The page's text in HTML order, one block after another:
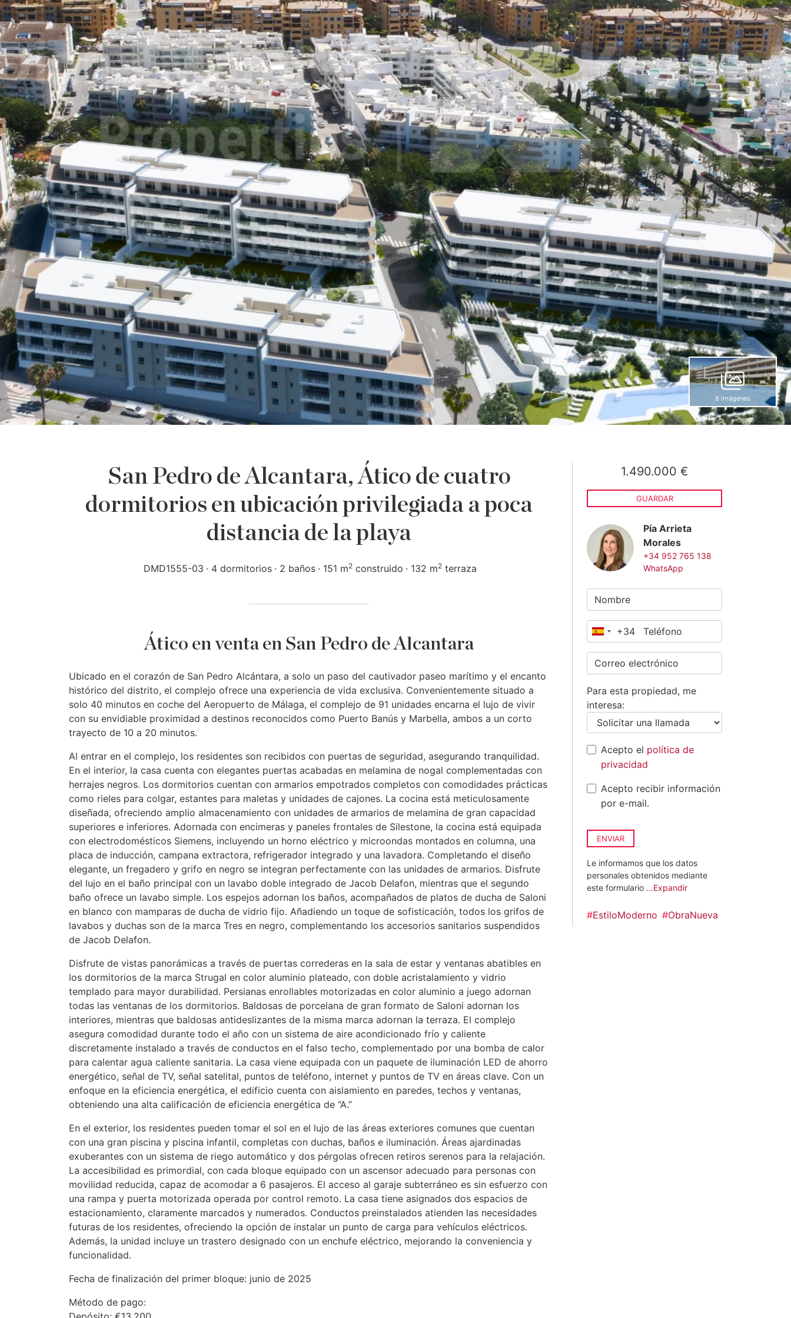
8 imágenes
San Pedro de Alcantara, Ático de cuatro
dormitorios en ubicación privilegiada a poca
distancia de la playa
DMD1555-03 4 dormitorios 2 baños 151 m2 construido 132 m2 terraza
Ático en venta en San Pedro de Alcantara
Ubicado en el corazón de San Pedro Alcántara, a solo un paso del cautivador paseo marítimo y el encanto
histórico del distrito, el complejo ofrece una experiencia de vida exclusiva. Convenientemente situado a
solo 40 minutos en coche del Aeropuerto de Málaga, el complejo de 91 unidades encarna el lujo de vivir
con su envidiable proximidad a destinos reconocidos como Puerto Banús y Marbella, ambos a un corto
trayecto de 10 a 20 minutos.
Al entrar en el complejo, los residentes son recibidos con puertas de seguridad, asegurando tranquilidad.
En el interior, la casa cuenta con elegantes puertas acabadas en melamina de nogal complementadas con
herrajes negros. Los dormitorios cuentan con armarios empotrados completos con comodidades prácticas
como rieles para colgar, estantes para maletas y unidades de cajones. La cocina está meticulosamente
diseñada, ofreciendo amplio almacenamiento con unidades de armarios de melamina de gran capacidad
superiores e inferiores. Adornada con encimeras y paneles frontales de Silestone, la cocina está equipada
con electrodomésticos Siemens, incluyendo un horno eléctrico y microondas montados en columna, una
placa de inducción, campana extractora, refrigerador integrado y una lavadora. Completando el diseño
elegante, un fregadero y grifo en negro se integran perfectamente con las unidades de armarios. Disfrute
del lujo en el baño principal con un lavabo doble integrado de Jacob Delafon, mientras que el segundo
baño ofrece un lavabo simple. Los espejos adornan los baños, acompañados de platos de ducha de Saloni
en blanco con mamparas de ducha de vidrio fijo. Añadiendo un toque de sofisticación, todos los grifos de
lavabos y duchas son de la marca Tres en negro, complementando los accesorios sanitarios suspendidos
de Jacob Delafon.
Disfrute de vistas panorámicas a través de puertas correderas en la sala de estar y ventanas abatibles en
los dormitorios de la marca Strugal en color aluminio plateado, con doble acristalamiento y vidrio
templado para mayor durabilidad. Persianas enrollables motorizadas en color aluminio a juego adornan
todas las ventanas de los dormitorios. Baldosas de porcelana de gran formato de Saloni adornan los
interiores, mientras que baldosas antideslizantes de la misma marca adornan la terraza. El complejo
asegura comodidad durante todo el año con un sistema de aire acondicionado frío y caliente
discretamente instalado a través de conductos en el falso techo, complementado por una bomba de calor
para calentar agua caliente sanitaria. La casa viene equipada con un paquete de iluminación LED de ahorro
energético, señal de TV, señal satelital, puntos de teléfono, internet y puntos de TV en áreas clave. Con un
enfoque en la eficiencia energética, el edificio cuenta con aislamiento en paredes, techos y ventanas,
obteniendo una alta calificación de eficiencia energética de “A.”
En el exterior, los residentes pueden tomar el sol en el lujo de las áreas exteriores comunes que cuentan
con una gran piscina y piscina infantil, completas con duchas, baños e iluminación. Áreas ajardinadas
exuberantes con un sistema de riego automático y dos pérgolas ofrecen retiros serenos para la relajación.
La accesibilidad es primordial, con cada bloque equipado con un ascensor adecuado para personas con
movilidad reducida, capaz de acomodar a 6 pasajeros. El acceso al garaje subterráneo es sin esfuerzo con
una rampa y puerta motorizada operada por control remoto. La casa tiene asignados dos espacios de
estacionamiento, claramente marcados y numerados. Conductos preinstalados atienden las necesidades
futuras de los residentes, ofreciendo la opción de instalar un punto de carga para vehículos eléctricos.
Además, la unidad incluye un trastero designado con un enchufe eléctrico, mejorando la conveniencia y
funcionalidad.
Fecha de finalización del primer bloque: junio de 2025
Método de pago:
1.490.000 €
GUARDAR
Pía Arrieta
Morales
+34 952 765 138
WhatsApp
España
+34
Para esta propiedad, me
interesa:
Acepto el política de
privacidad
Acepto recibir información
por e-mail.
ENVIAR
Le informamos que los datos
personales obtenidos mediante
este formulario ...Expandir
#EstiloModerno #ObraNueva